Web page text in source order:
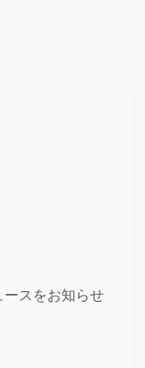
スをお知らせ